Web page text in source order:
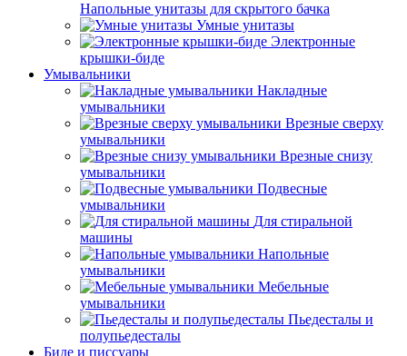
Напольные унитазы для скрытого бачка
Умные унитазы
Электронные
крышки-биде
Умывальники
Накладные
умывальники
Врезные сверху
умывальники
Врезные снизу
умывальники
Подвесные
умывальники
Для стиральной
машины
Напольные
умывальники
Мебельные
умывальники
Пьедесталы и
полупьедесталы
Биде и писсуары